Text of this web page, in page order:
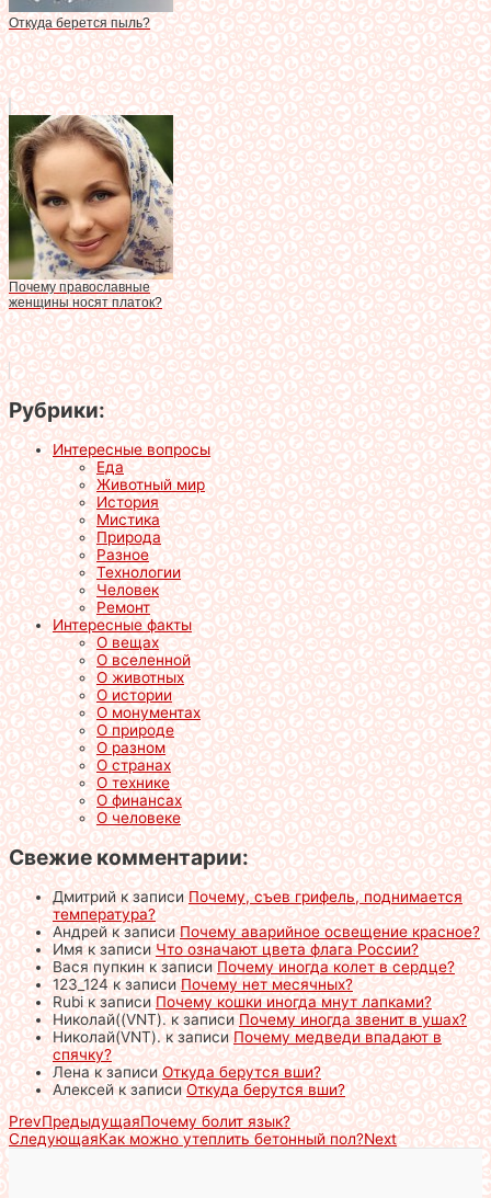
Откуда берется пыль?
Почему православные
женщины носят платок?
Рубрики:
Интересные вопросы
Еда
Животный мир
История
Мистика
Природа
Разное
Технологии
Человек
Ремонт
Интересные факты
О вещах
О вселенной
О животных
О истории
О монументах
О природе
О разном
О странах
О технике
О финансах
О человеке
Свежие комментарии:
Дмитрийк записиПочему, съев грифель, поднимается
температура?
Андрейк записиПочему аварийное освещение красное?
Имяк записиЧто означают цвета флага России?
Вася пупкинк записиПочему иногда колет в сердце?
123_124к записиПочему нет месячных?
Rubiк записиПочему кошки иногда мнут лапками?
Николай((VNT).к записиПочему иногда звенит в ушах?
Николай(VNT).к записиПочему медведи впадают в
спячку?
Ленак записиОткуда берутся вши?
Алексейк записиОткуда берутся вши?
PrevПредыдущаяПочему болит язык?
СледующаяКак можно утеплить бетонный пол?Next